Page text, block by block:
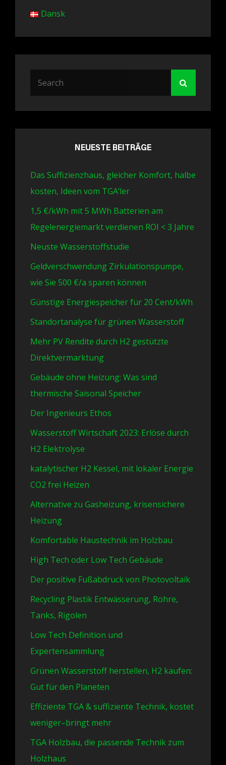
Dansk
NEUESTE BEITRÄGE
Das Suffizienzhaus, gleicher Komfort, halbe
kosten, Ideen vom TGA’ler
1,5 €/kWh mit 5 MWh Batterien am
Regelenergiemarkt verdienen ROI < 3 Jahre
Neuste Wasserstoffstudie
Geldverschwendung Zirkulationspumpe,
wie Sie 500 €/a sparen können
Günstige Energiespeicher für 20 Cent/kWh
Standortanalyse für grünen Wasserstoff
Mehr PV Rendite durch H2 gestützte
Direktvermarktung
Gebäude ohne Heizung: Was sind
thermische Saisonal Speicher
Der Ingenieurs Ethos
Wasserstoff Wirtschaft 2023: Erlöse durch
H2 Elektrolyse
katalytischer H2 Kessel, mit lokaler Energie
CO2 frei Heizen
Alternative zu Gasheizung, krisensichere
Heizung
Komfortable Haustechnik im Holzbau
High Tech oder Low Tech Gebäude
Der positive Fußabdruck von Photovoltaik
Recycling Plastik Entwässerung, Rohre,
Tanks, Rigolen
Low Tech Definition und
Expertensammlung
Grünen Wasserstoff herstellen, H2 kaufen:
Gut für den Planeten
Effiziente TGA & suffiziente Technik, kostet
weniger–bringt mehr
TGA Holzbau, die passende Technik zum
Holzhaus